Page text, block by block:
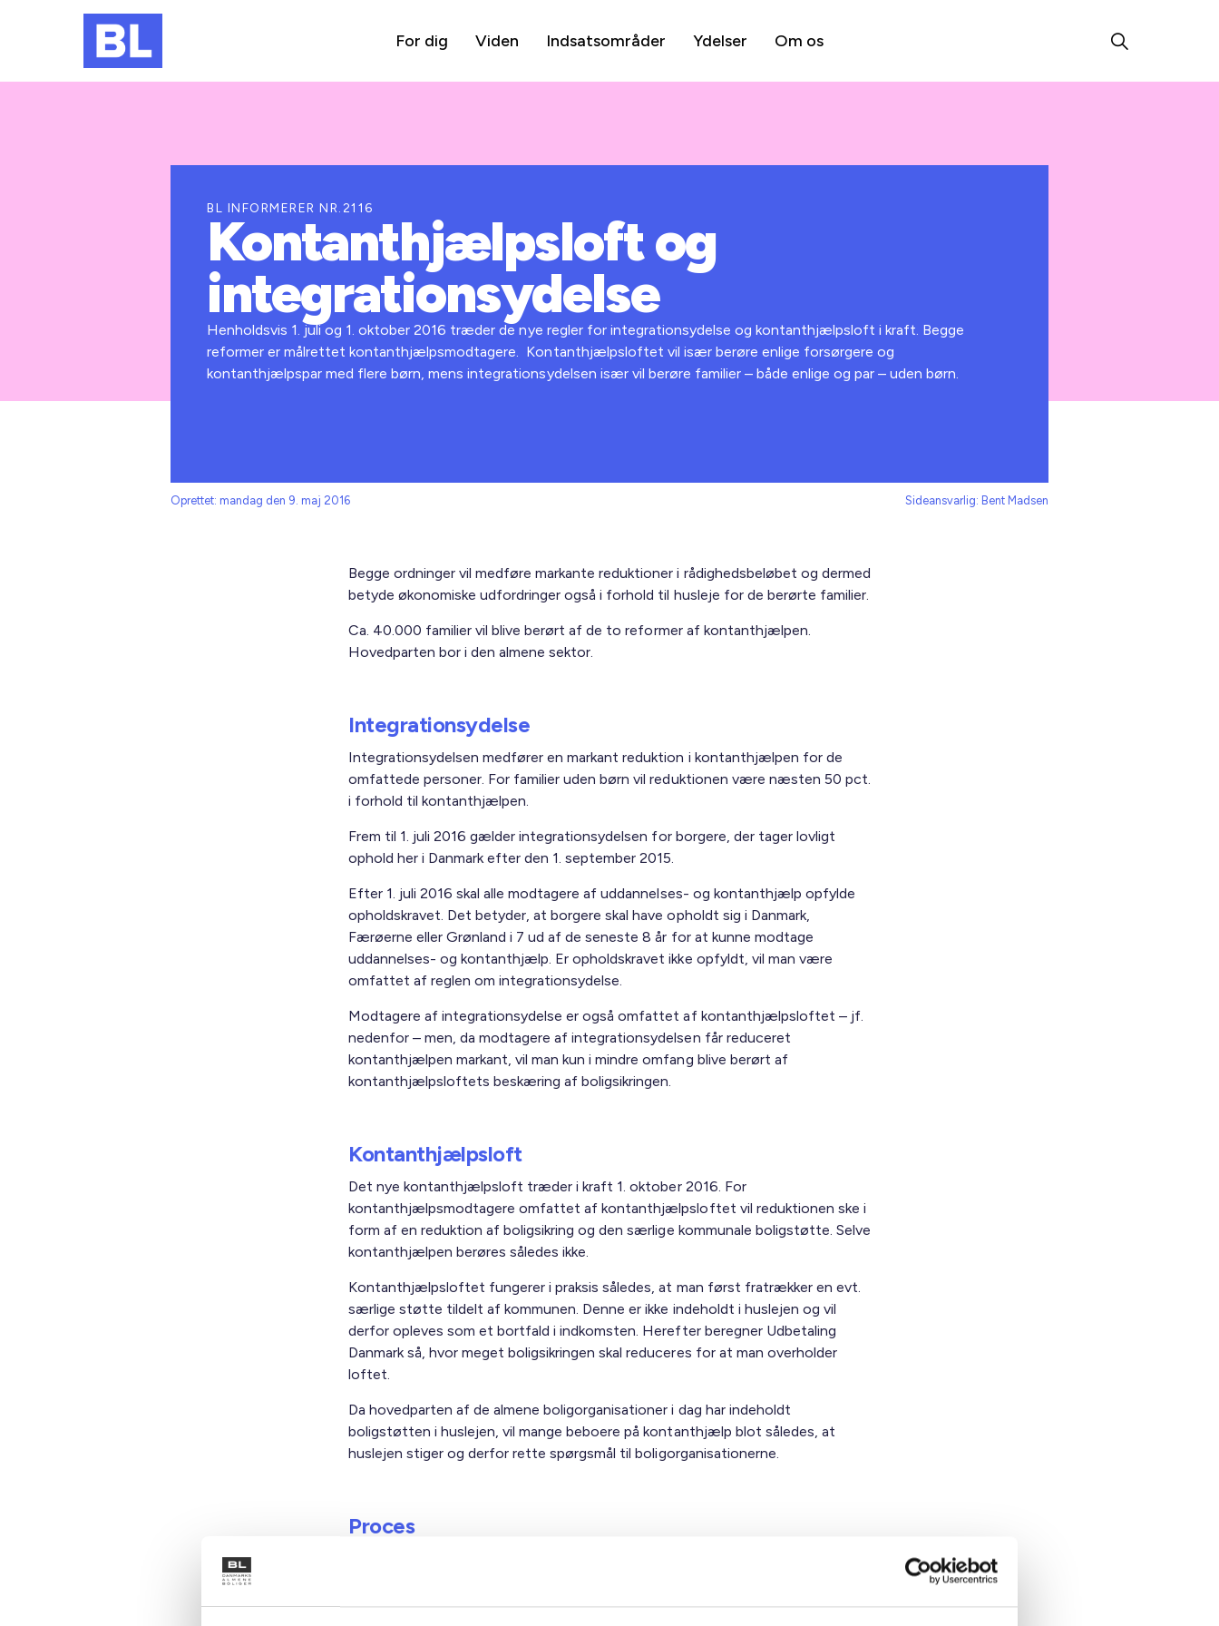
For dig Viden Indsatsområder Ydelser Om os
BL INFORMERER NR.2116
Kontanthjælpsloft og
integrationsydelse
Henholdsvis 1. juli og 1. oktober 2016 træder de nye regler for integrationsydelse og kontanthjælpsloft i kraft. Begge
reformer er målrettet kontanthjælpsmodtagere. Kontanthjælpsloftet vil især berøre enlige forsørgere og
kontanthjælpspar med flere børn, mens integrationsydelsen især vil berøre familier – både enlige og par – uden børn.
Oprettet: mandag den 9. maj 2016 Sideansvarlig: Bent Madsen
Begge ordninger vil medføre markante reduktioner i rådighedsbeløbet og dermed
betyde økonomiske udfordringer også i forhold til husleje for de berørte familier.
Ca. 40.000 familier vil blive berørt af de to reformer af kontanthjælpen.
Hovedparten bor i den almene sektor.
Integrationsydelse
Integrationsydelsen medfører en markant reduktion i kontanthjælpen for de
omfattede personer. For familier uden børn vil reduktionen være næsten 50 pct.
i forhold til kontanthjælpen.
Frem til 1. juli 2016 gælder integrationsydelsen for borgere, der tager lovligt
ophold her i Danmark efter den 1. september 2015.
Efter 1. juli 2016 skal alle modtagere af uddannelses- og kontanthjælp opfylde
opholdskravet. Det betyder, at borgere skal have opholdt sig i Danmark,
Færøerne eller Grønland i 7 ud af de seneste 8 år for at kunne modtage
uddannelses- og kontanthjælp. Er opholdskravet ikke opfyldt, vil man være
omfattet af reglen om integrationsydelse.
Modtagere af integrationsydelse er også omfattet af kontanthjælpsloftet – jf.
nedenfor – men, da modtagere af integrationsydelsen får reduceret
kontanthjælpen markant, vil man kun i mindre omfang blive berørt af
kontanthjælpsloftets beskæring af boligsikringen.
Kontanthjælpsloft
Det nye kontanthjælpsloft træder i kraft 1. oktober 2016. For
kontanthjælpsmodtagere omfattet af kontanthjælpsloftet vil reduktionen ske i
form af en reduktion af boligsikring og den særlige kommunale boligstøtte. Selve
kontanthjælpen berøres således ikke.
Kontanthjælpsloftet fungerer i praksis således, at man først fratrækker en evt.
særlige støtte tildelt af kommunen. Denne er ikke indeholdt i huslejen og vil
derfor opleves som et bortfald i indkomsten. Herefter beregner Udbetaling
Danmark så, hvor meget boligsikringen skal reduceres for at man overholder
loftet.
Da hovedparten af de almene boligorganisationer i dag har indeholdt
boligstøtten i huslejen, vil mange beboere på kontanthjælp blot således, at
huslejen stiger og derfor rette spørgsmål til boligorganisationerne.
Proces
berørte. De berørte får imidlertid ikke at vide, hvor meget de berøres. Det ved